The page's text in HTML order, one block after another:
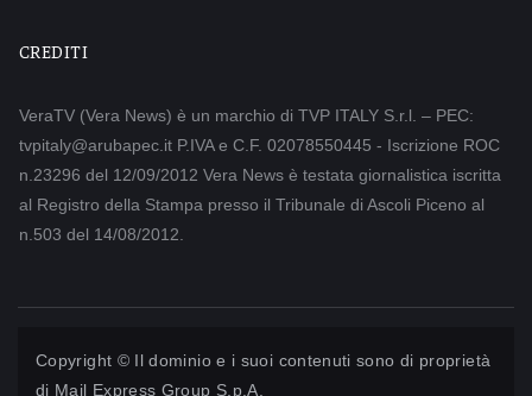
CREDITI
VeraTV (Vera News) è un marchio di TVP ITALY S.r.l. – PEC:
tvpitaly@arubapec.it P.IVA e C.F. 02078550445 - Iscrizione ROC
n.23296 del 12/09/2012 Vera News è testata giornalistica iscritta
al Registro della Stampa presso il Tribunale di Ascoli Piceno al
n.503 del 14/08/2012.
Copyright © Il dominio e i suoi contenuti sono di proprietà
di Mail Express Group S.p.A.